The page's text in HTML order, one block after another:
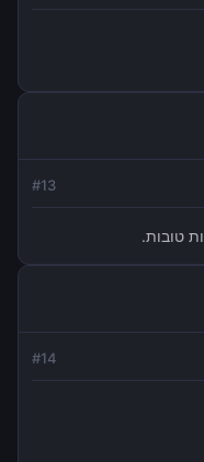
#13
טובות.
#14